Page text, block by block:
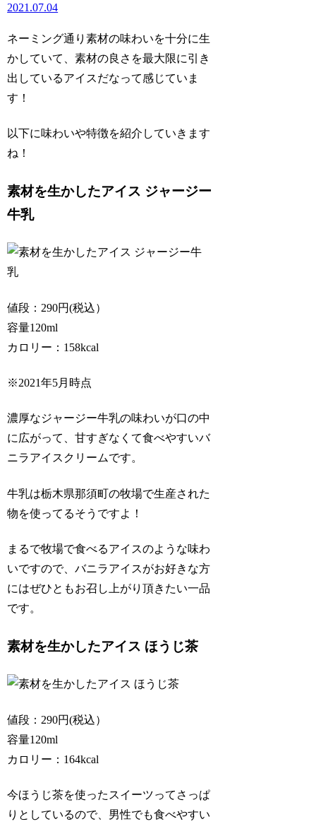
2021.07.04
ネーミング通り素材の味わいを十分に生
かしていて、素材の良さを最大限に引き
出しているアイスだなって感じていま
す！
以下に味わいや特徴を紹介していきます
ね！
素材を生かしたアイス ジャージー
牛乳
値段：290円(税込）
容量120ml
カロリー：158kcal
※2021年5月時点
濃厚なジャージー牛乳の味わいが口の中
に広がって、甘すぎなくて食べやすいバ
ニラアイスクリームです。
牛乳は栃木県那須町の牧場で生産された
物を使ってるそうですよ！
まるで牧場で食べるアイスのような味わ
いですので、バニラアイスがお好きな方
にはぜひともお召し上がり頂きたい一品
です。
素材を生かしたアイス ほうじ茶
値段：290円(税込）
容量120ml
カロリー：164kcal
今ほうじ茶を使ったスイーツってさっぱ
りとしているので、男性でも食べやすい